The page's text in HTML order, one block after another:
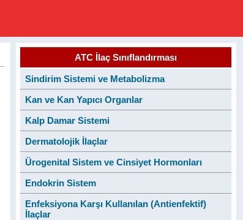
ATC İlaç Sınıflandırması
Sindirim Sistemi ve Metabolizma
Kan ve Kan Yapıcı Organlar
Kalp Damar Sistemi
Dermatolojik İlaçlar
Ürogenital Sistem ve Cinsiyet Hormonları
Endokrin Sistem
Enfeksiyona Karşı Kullanılan (Antienfektif)
İlaçlar